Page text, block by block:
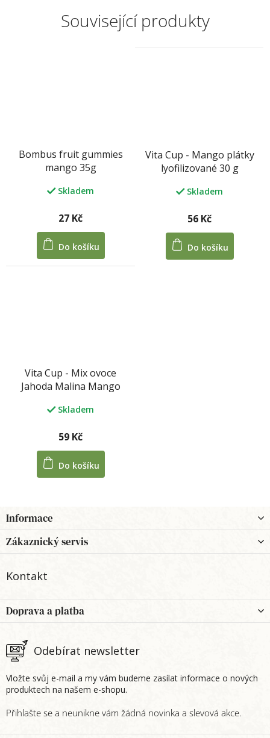
Související produkty
Bombus fruit gummies
mango 35g
Skladem
27 Kč
Do košíku
Vita Cup - Mango plátky
lyofilizované 30 g
Skladem
56 Kč
Do košíku
Vita Cup - Mix ovoce
Jahoda Malina Mango
Skladem
59 Kč
Do košíku
á
p
a
Informace
Zákaznický servis
Kontakt
Odebírat newsletter
Vložte svůj e-mail a my vám budeme zasílat informace o nových
produktech na našem e-shopu.
Doprava a platba